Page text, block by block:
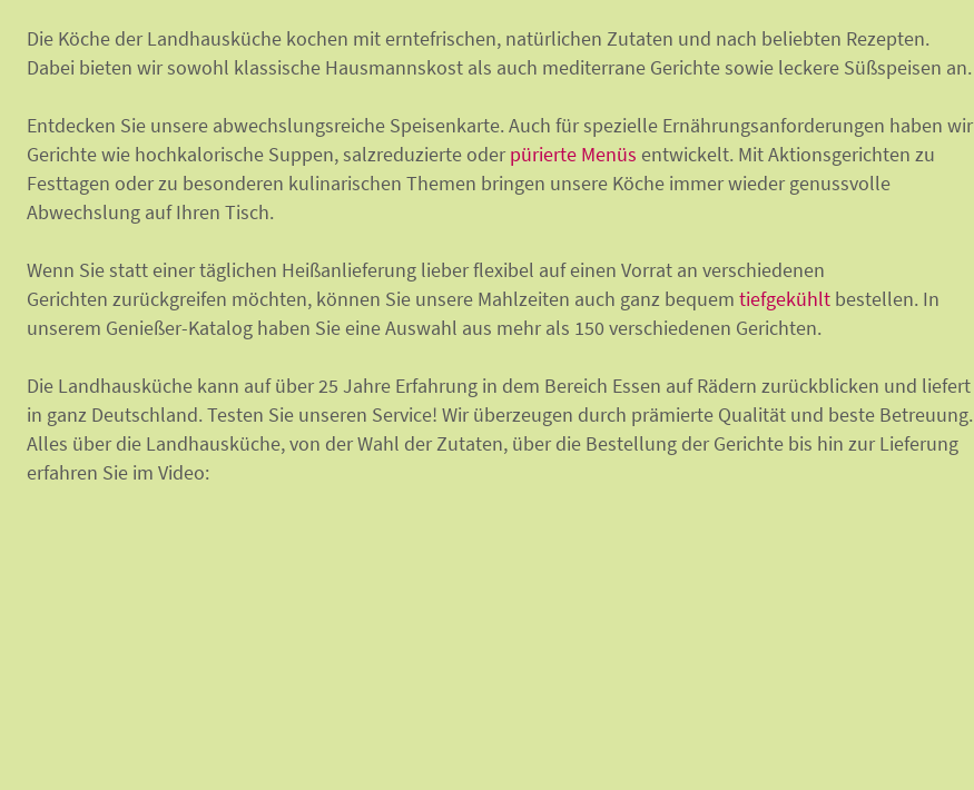
Die Köche der Landhausküche kochen mit erntefrischen, natürlichen Zutaten und nach beliebten Rezepten.
Dabei bieten wir sowohl klassische Hausmannskost als auch mediterrane Gerichte sowie leckere Süßspeisen an.
Entdecken Sie unsere abwechslungsreiche Speisenkarte. Auch für spezielle Ernährungsanforderungen haben wir
Gerichte wie hochkalorische Suppen, salzreduzierte oder pürierte Menüs entwickelt. Mit Aktionsgerichten zu
Festtagen oder zu besonderen kulinarischen Themen bringen unsere Köche immer wieder genussvolle
Abwechslung auf Ihren Tisch.
Wenn Sie statt einer täglichen Heißanlieferung lieber flexibel auf einen Vorrat an verschiedenen
Gerichten zurückgreifen möchten, können Sie unsere Mahlzeiten auch ganz bequem tiefgekühltbestellen. In
unserem Genießer-Katalog haben Sie eine Auswahl aus mehr als 150 verschiedenen Gerichten.
Die Landhausküche kann auf über 25 Jahre Erfahrung in dem Bereich Essen auf Rädern zurückblicken und liefert
in ganz Deutschland. Testen Sie unseren Service! Wir überzeugen durch prämierte Qualität und beste Betreuung.
Alles über die Landhausküche, von der Wahl der Zutaten, über die Bestellung der Gerichte bis hin zur Lieferung
erfahren Sie im Video: